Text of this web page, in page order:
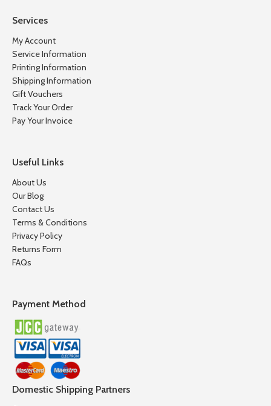
Services
My Account
Service Information
Printing Information
Shipping Information
Gift Vouchers
Track Your Order
Pay Your Invoice
Useful Links
About Us
Our Blog
Contact Us
Terms & Conditions
Privacy Policy
Returns Form
FAQs
Payment Method
Domestic Shipping Partners